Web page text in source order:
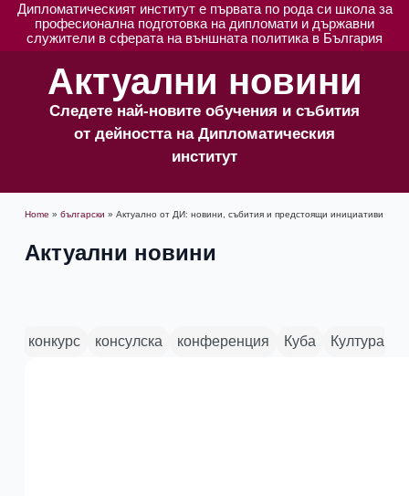
Дипломатическият институт е първата по рода си школа за
професионална подготовка на дипломати и държавни
служители в сферата на външната политика в България
Актуални новини
Следете най-новите обучения и събития
от дейността на Дипломатическия
институт
Home » български » Актуално от ДИ: новини, събития и предстоящи инициативи
Актуални новини
конкурс консулска конференция Куба Култура